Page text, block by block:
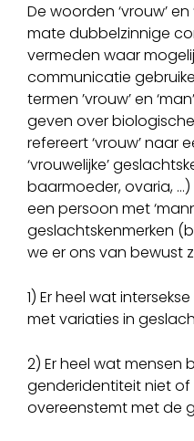
De woorden ‘vrouw’
mate dubbelzinnige
vermeden waar
communicatie
termen ’vrouw’ en
geven over
refereert ‘vrouw’ naar
‘vrouwelijke’
baarmoeder, ovaria, …)
een persoon met
geslachtskenmerken
we er ons van bewust
1) Er heel wat
met variaties in
2) Er heel wat mensen
genderidentiteit niet of
overeenstemt met de